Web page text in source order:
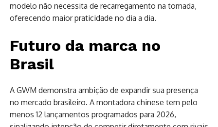
modelo não necessita de recarregamento na tomada,
oferecendo maior praticidade no dia a dia.
Futuro da marca no
Brasil
A GWM demonstra ambição de expandir sua presença
no mercado brasileiro. A montadora chinese tem pelo
menos 12 lançamentos programados para 2026,